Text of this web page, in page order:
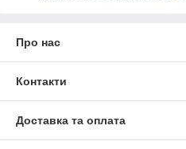
Про нас
Контакти
Доставка та оплата